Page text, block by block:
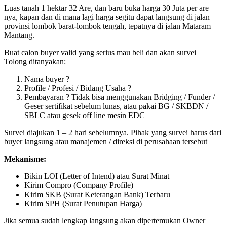
Luas tanah 1 hektar 32 Are, dan baru buka harga 30 Juta per are
nya, kapan dan di mana lagi harga segitu dapat langsung di jalan
provinsi lombok barat-lombok tengah, tepatnya di jalan Mataram –
Mantang.
Buat calon buyer valid yang serius mau beli dan akan survei
Tolong ditanyakan:
Nama buyer ?
Profile / Profesi / Bidang Usaha ?
Pembayaran ? Tidak bisa menggunakan Bridging / Funder /
Geser sertifikat sebelum lunas, atau pakai BG / SKBDN /
SBLC atau gesek off line mesin EDC
Survei diajukan 1 – 2 hari sebelumnya. Pihak yang survei harus dari
buyer langsung atau manajemen / direksi di perusahaan tersebut
Mekanisme:
Bikin LOI (Letter of Intend) atau Surat Minat
Kirim Compro (Company Profile)
Kirim SKB (Surat Keterangan Bank) Terbaru
Kirim SPH (Surat Penutupan Harga)
Jika semua sudah lengkap langsung akan dipertemukan Owner